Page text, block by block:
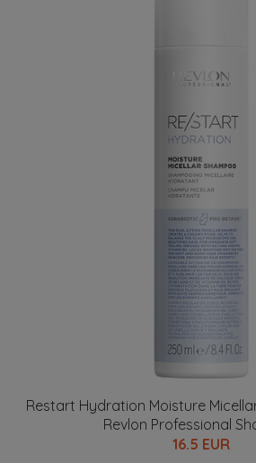
Restart Hydration Moisture
Revlon Professional
16.5 EUR